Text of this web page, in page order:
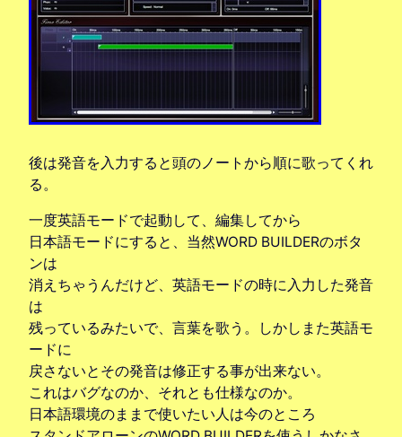
後は発音を入力すると頭のノートから順に歌ってくれ
る。
一度英語モードで起動して、編集してから
日本語モードにすると、当然WORD BUILDERのボタ
ンは
消えちゃうんだけど、英語モードの時に入力した発音
は
残っているみたいで、言葉を歌う。しかしまた英語モ
ードに
戻さないとその発音は修正する事が出来ない。
これはバグなのか、それとも仕様なのか。
日本語環境のままで使いたい人は今のところ